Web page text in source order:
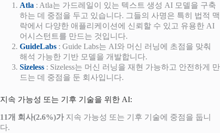
Atla : Atla는 가드레일이 있는 텍스트 생성 AI 모델을 구축
하는 데 중점을 두고 있습니다. 그들의 사명은 특히 법적 맥
락에서 다양한 애플리케이션에 신뢰할 수 있고 유용한 AI
어시스턴트를 만드는 것입니다.
GuideLabs : Guide Labs는 AI와 머신 러닝에 초점을 맞춰
해석 가능한 기반 모델을 개발합니다.
Sizeless : Sizeless는 머신 러닝을 재현 가능하고 안전하게 만
드는 데 중점을 둔 회사입니다.
지속 가능성 또는 기후 기술을 위한 AI:
11개 회사(2.6%)가 지속 가능성 또는 기후 기술에 중점을 둡니
다.